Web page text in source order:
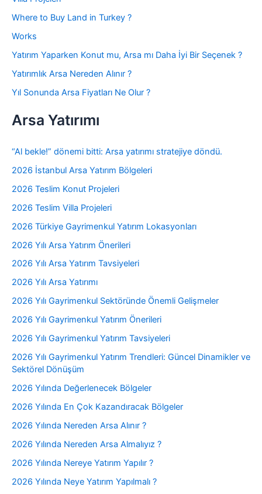
Where to Buy Land in Turkey ?
Works
Yatırım Yaparken Konut mu, Arsa mı Daha İyi Bir Seçenek ?
Yatırımlık Arsa Nereden Alınır ?
Yıl Sonunda Arsa Fiyatları Ne Olur ?
Arsa Yatırımı
“Al bekle!” dönemi bitti: Arsa yatırımı stratejiye döndü.
2026 İstanbul Arsa Yatırım Bölgeleri
2026 Teslim Konut Projeleri
2026 Teslim Villa Projeleri
2026 Türkiye Gayrimenkul Yatırım Lokasyonları
2026 Yılı Arsa Yatırım Önerileri
2026 Yılı Arsa Yatırım Tavsiyeleri
2026 Yılı Arsa Yatırımı
2026 Yılı Gayrimenkul Sektöründe Önemli Gelişmeler
2026 Yılı Gayrimenkul Yatırım Önerileri
2026 Yılı Gayrimenkul Yatırım Tavsiyeleri
2026 Yılı Gayrimenkul Yatırım Trendleri: Güncel Dinamikler ve
Sektörel Dönüşüm
2026 Yılında Değerlenecek Bölgeler
2026 Yılında En Çok Kazandıracak Bölgeler
2026 Yılında Nereden Arsa Alınır ?
2026 Yılında Nereden Arsa Almalıyız ?
2026 Yılında Nereye Yatırım Yapılır ?
2026 Yılında Neye Yatırım Yapılmalı ?